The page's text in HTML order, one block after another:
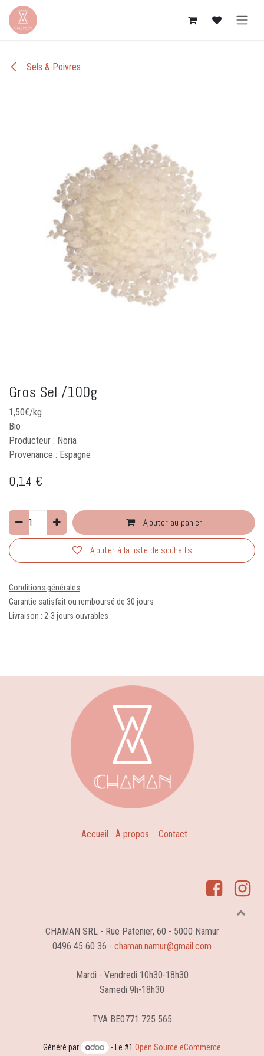
Se rendre au contenu
Sels & Poivres
Gros Sel /100g
1,50€/kg
Bio
Producteur : Noria
Provenance : Espagne
0,14 €
Ajouter au panier
Ajouter à la liste de souhaits
Conditions générales
Garantie satisfait ou remboursé de 30 jours
Livraison : 2-3 jours ouvrables
Accueil À propos Contact
CHAMAN SRL - Rue Patenier, 60 - 5000 Namur
0496 45 60 36 - chaman.namur@gmail.com
Mardi - Vendredi 10h30-18h30
Samedi 9h-18h30
TVA BE0771 725 565
Généré par - Le #1Open Source eCommerce